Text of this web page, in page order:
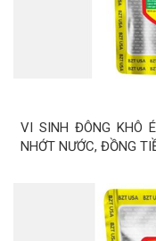
VI SINH ĐÔNG KHÔ
NHỚT NƯỚC, ĐỒNG